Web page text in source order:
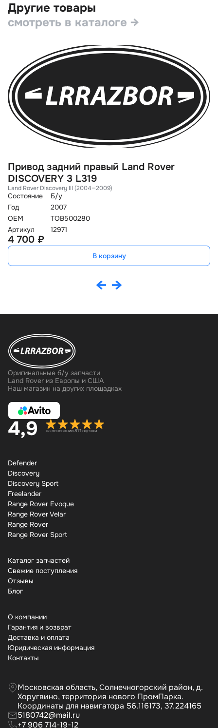
Другие товары
смотреть в каталоге →
Привод задний правый Land Rover
DISCOVERY 3 L319
Land Rover Discovery III (2004—2009)
Состояние
Б/у
Год
2007
OEM
TOB500280
Артикул
12971
4 700 ₽
В корзину
Оригинальные б/у запчасти
Land Rover из Европы и США
Наш магазин на других площадках
4,9 на основании 871 оценки
Defender
Discovery
Discovery Sport
Freelander
Range Rover Evoque
Range Rover Velar
Range Rover
Range Rover Sport
Каталог запчастей
Свежие поступления
Отзывы
Бло
О компании
Гарантия и возврат
Доставка и оплата
Юридическая информация
Контакты
Московская область, Солнечногорский район, д.
Хоругвино, территория нового ПромПарка.
Координаты для навигатора 56.116173, 37.224165
5180742@mail.ru
+7 906 714-19-12